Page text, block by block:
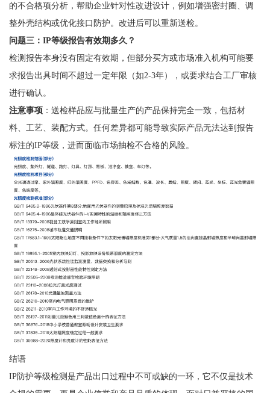
的不合格项分析，帮助企业针对性改进设计，例如增强密封圈、调
整外壳结构或优化接口防护。改进后可以重新送检。
问题三：IP等级报告有效期多久？
检测报告本身没有固定有效期，但部分买方或市场准入机构可能要
求报告出具时间不超过一定年限（如2-3年），或要求结合工厂审核
进行确认。
注意事项：送检样品应与批量生产的产品保持完全一致，包括材
料、工艺、装配方式。任何差异都可能导致实际产品无法达到报告
标注的IP等级，进而面临市场抽检不合格的风险。
结语
IP防护等级检测是产品出口过程中不可或缺的一环，它不仅是技术